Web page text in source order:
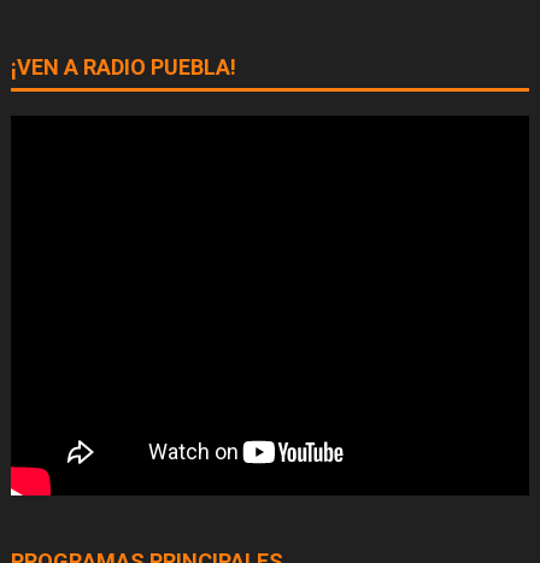
¡VEN A RADIO PUEBLA!